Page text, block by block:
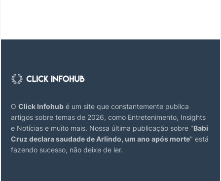
O Click Infohub é um site que constantemente publica
artigos sobre temas de 2026, como Entretenimento, Insights
e Notícias e muito mais. Nossa última publicação sobre "Babi
Cruz declara saudade de Arlindo, um ano após morte" está
fazendo sucesso, não deixe de ler.